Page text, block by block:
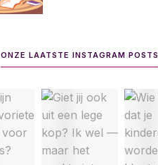
ONZE LAATSTE INSTAGRAM POSTS